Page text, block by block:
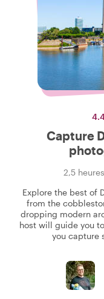
Capture
2,5 heures
Explore the best of
from the
dropping modern
host will guide you
you capture